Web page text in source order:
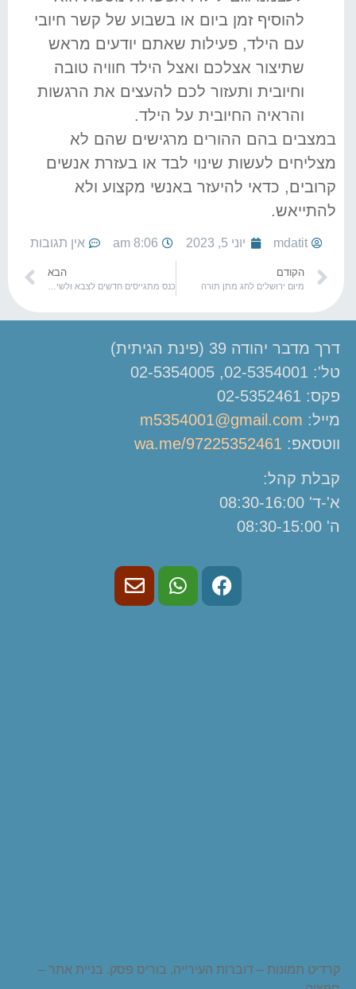
להוסיף זמן ביום או בשבוע של קשר חיובי
עם הילד, פעילות שאתם יודעים מראש
שתיצור אצלכם ואצל הילד חוויה טובה
וחיובית ותעזור לכם להעצים את הרגשות
והראיה החיובית על הילד.
במצבים בהם ההורים מרגישים שהם לא
מצליחים לעשות שינוי לבד או בעזרת אנשים
קרובים, כדאי להיעזר באנשי מקצוע ולא
להתייאש.
mdatit יוני 5, 2023 8:06 am אין תגובות
הקודם
מיום ירושלים לחג מתן תורה
הבא
דרך מדבר יהודה 39 (פינת הגיתית)
טל': 02-5354001, 02-5354005
פקס: 02-5352461
מייל: m5354001@gmail.com
ווטסאפ: wa.me/97225352461
קבלת קהל:
א'-ד' 08:30-16:00
ה' 08:30-15:00
קרדיט תמונות – דוברות העירייה, בוריס פסק. בניית אתר –